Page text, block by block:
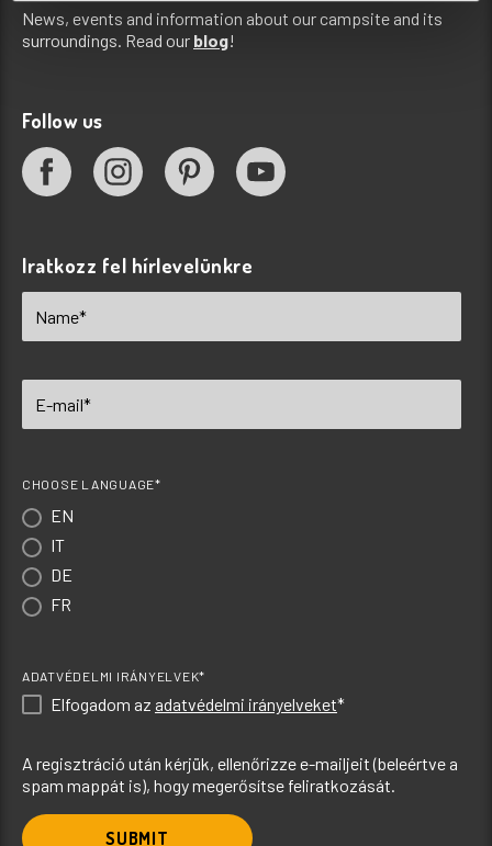
News, events and information about our campsite and its
surroundings. Read our blog!
Follow us
Iratkozz fel hírlevelünkre
CHOOSE LANGUAGE*
EN
IT
DE
FR
ADATVÉDELMI IRÁNYELVEK*
Elfogadom az adatvédelmi irányelveket*
A regisztráció után kérjük, ellenőrizze e-mailjeit (beleértve a
spam mappát is), hogy megerősítse feliratkozását.
SUBMIT